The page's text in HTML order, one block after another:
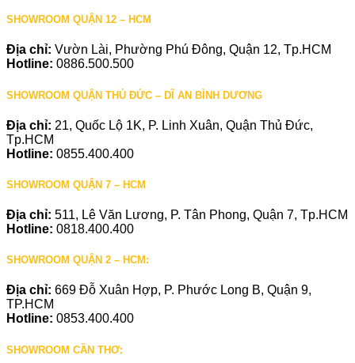
SHOWROOM QUẬN 12 – HCM
Địa chỉ: Vườn Lài, Phường Phú Đông, Quận 12, Tp.HCM
Hotline: 0886.500.500
SHOWROOM QUẬN THỦ ĐỨC – DĨ AN BÌNH DƯƠNG
Địa chỉ: 21, Quốc Lộ 1K, P. Linh Xuân, Quận Thủ Đức,
Tp.HCM
Hotline: 0855.400.400
SHOWROOM QUẬN 7 – HCM
Địa chỉ: 511, Lê Văn Lương, P. Tân Phong, Quận 7, Tp.HCM
Hotline: 0818.400.400
SHOWROOM QUẬN 2 – HCM:
Địa chỉ: 669 Đỗ Xuân Hợp, P. Phước Long B, Quận 9,
TP.HCM
Hotline: 0853.400.400
SHOWROOM CẦN THƠ: